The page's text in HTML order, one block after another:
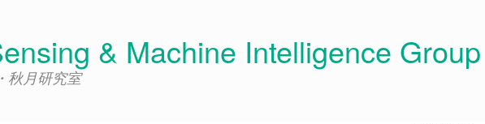
& Machine Intelligence Group
秋月研究室